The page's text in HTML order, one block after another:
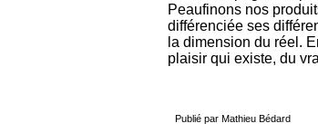
Peaufinons nos
différenciée ses
la dimension du réel.
plaisir qui existe, du
Publié par Mathieu Bédard